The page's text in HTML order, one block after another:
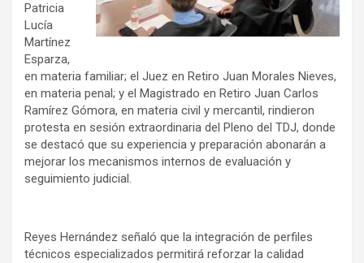
Patricia
Lucía
Martínez
Esparza,
en materia familiar; el Juez en Retiro Juan Morales Nieves,
en materia penal; y el Magistrado en Retiro Juan Carlos
Ramírez Gómora, en materia civil y mercantil, rindieron
protesta en sesión extraordinaria del Pleno del TDJ, donde
se destacó que su experiencia y preparación abonarán a
mejorar los mecanismos internos de evaluación y
seguimiento judicial.
Reyes Hernández señaló que la integración de perfiles
técnicos especializados permitirá reforzar la calidad